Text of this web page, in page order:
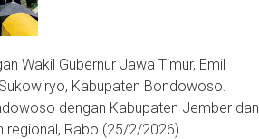
Wakil Gubernur Jawa Timur, Emil
Kabupaten Bondowoso.
dengan Kabupaten Jember dan
regional, Rabo (25/2/2026)